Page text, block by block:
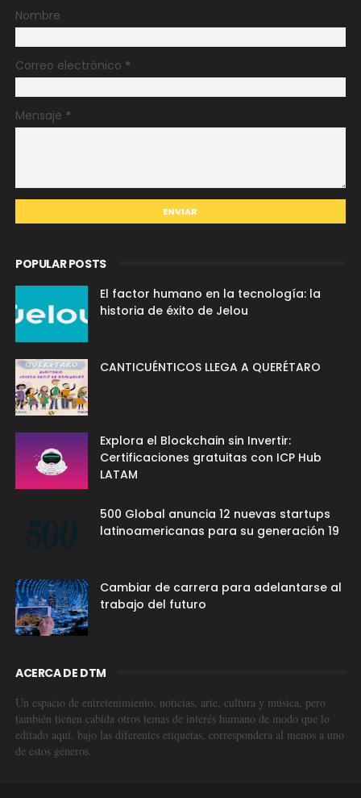
Nombre
Correo electrónico *
Mensaje *
POPULAR POSTS
El factor humano en la tecnología: la
historia de éxito de Jelou
CANTICUÉNTICOS LLEGA A QUERÉTARO
Explora el Blockchain sin Invertir:
Certificaciones gratuitas con ICP Hub
LATAM
500 Global anuncia 12 nuevas startups
latinoamericanas para su generación 19
Cambiar de carrera para adelantarse al
trabajo del futuro
ACERCA DE DTM
Un espacio de entretenimiento, noticias, arte, cultura y música, pero
también tienen cabida otros temas de interés humano de modo que lo
editado aquí, bajo las diferentes etiquetas, corresponderá al menos a uno
de estos géneros.